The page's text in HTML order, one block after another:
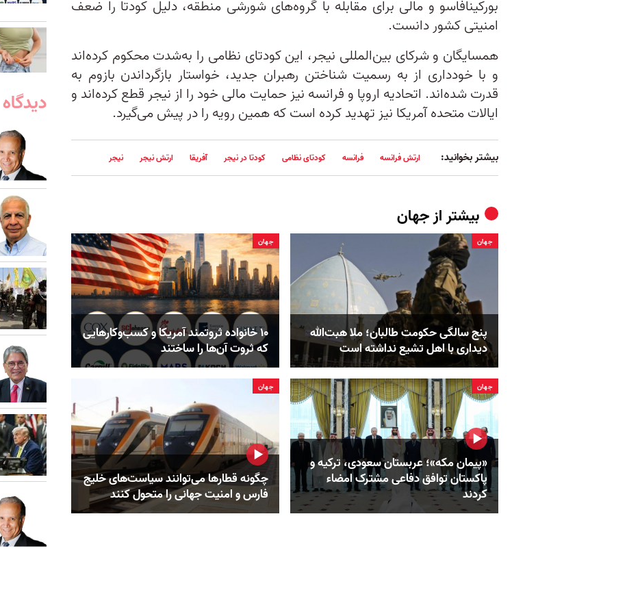
بورکینافاسو و مالی برای مقابله با گروه‌های شورشی منطقه‌، دلیل کودتا را ضعف
امنیتی کشور دانست.
همسایگان و شرکای بین‌المللی نیجر، این کودتای نظامی را به‌شدت محکوم کرده‌اند
و با خودداری از به رسمیت شناختن رهبران جدید، خواستار بازگرداندن بازوم به
قدرت شده‌اند. اتحادیه اروپا و فرانسه نیز حمایت مالی خود را از نیجر قطع کرده‌اند و
ایالات متحده آمریکا نیز تهدید کرده است که همین رویه را در پیش می‌گیرد.
بیشتر بخوانید: ارتش فرانسه فرانسه کودتای نظامی کودتا در نیجر آفریقا ارتش نیجر نیجر
بیشتر ازجهان
جهان
پنج‌ سالگی حکومت طالبان؛ ملا هبت‌الله
دیداری با اهل تشیع نداشته است
جهان
۱۰ خانواده ثروتمند آمریکا و کسب‌وکارهایی
که ثروت آن‌ها را ساختند
جهان
«پیمان مکه»؛ عربستان سعودی، ترکیه و
پاکستان توافق دفاعی مشترک امضاء
کردند
جهان
چگونه قطارها می‌توانند سیاست‌های خلیج
فارس و امنیت جهانی را متحول کنند
دیدگاه